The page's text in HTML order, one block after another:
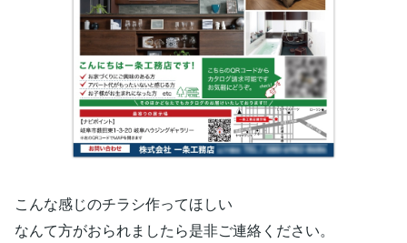
こんな感じのチラシ作ってほしい
なんて方がおられましたら是非ご連絡ください。